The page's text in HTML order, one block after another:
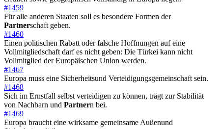
#1459
Für alle anderen Staaten soll es besondere Formen der
Partnerschaft geben.
#1460
Einen politischen Rabatt oder falsche Hoffnungen auf eine
Vollmitgliedschaft darf es nicht geben: Die Türkei kann nicht
Vollmitglied der Europäischen Union werden.
#1467
Europa muss eine Sicherheitsund Verteidigungsgemeinschaft sein.
#1468
Sich im Ernstfall selbst verteidigen zu können, trägt zur Stabilität
von Nachbarn und Partnern bei.
#1469
Europa braucht eine wirksame gemeinsame Außenund